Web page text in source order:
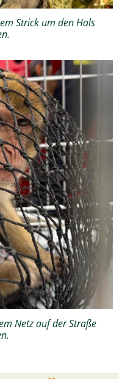
Strick um den Hals
Netz auf der Straße